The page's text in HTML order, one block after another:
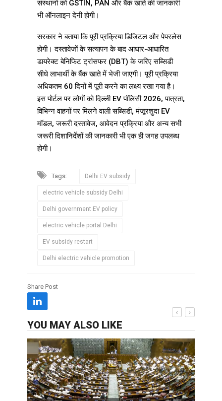
संस्थानों को GSTIN, PAN और बैंक खाते की जानकारी
भी ऑनलाइन देनी होगी।
सरकार ने बताया कि पूरी प्रक्रिया डिजिटल और पेपरलेस
होगी। दस्तावेजों के सत्यापन के बाद आधार-आधारित
डायरेक्ट बेनिफिट ट्रांसफर (DBT) के जरिए सब्सिडी
सीधे लाभार्थी के बैंक खाते में भेजी जाएगी। पूरी प्रक्रिया
अधिकतम 60 दिनों में पूरी करने का लक्ष्य रखा गया है।
इस पोर्टल पर लोगों को दिल्ली EV पॉलिसी 2026, पात्रता,
विभिन्न वाहनों पर मिलने वाली सब्सिडी, मंजूरशुदा EV
मॉडल, जरूरी दस्तावेज, आवेदन प्रक्रिया और अन्य सभी
जरूरी दिशानिर्देशों की जानकारी भी एक ही जगह उपलब्ध
होगी।
Tags: Delhi EV subsidy
electric vehicle subsidy Delhi
Delhi government EV policy
electric vehicle portal Delhi
EV subsidy restart
Delhi electric vehicle promotion
Share Post
YOU MAY ALSO LIKE